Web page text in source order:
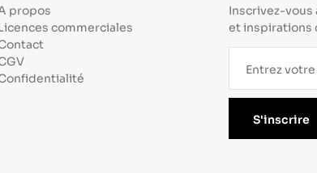
propos
commerciales
Inscrivez-vous
et inspirations
S'inscrire